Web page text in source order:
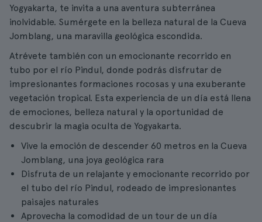
Yogyakarta, te invita a una aventura subterránea
inolvidable. Sumérgete en la belleza natural de la Cueva
Jomblang, una maravilla geológica escondida.
Atrévete también con un emocionante recorrido en
tubo por el río Pindul, donde podrás disfrutar de
impresionantes formaciones rocosas y una exuberante
vegetación tropical. Esta experiencia de un día está llena
de emociones, belleza natural y la oportunidad de
descubrir la magia oculta de Yogyakarta.
Vive la emoción de descender 60 metros en la Cueva
Jomblang, una joya geológica rara
Disfruta de un relajante y emocionante recorrido por
el tubo del río Pindul, rodeado de impresionantes
paisajes naturales
Aprovecha la comodidad de un tour de un día